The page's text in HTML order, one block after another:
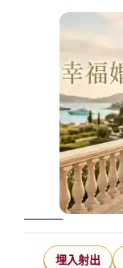
埋入射出